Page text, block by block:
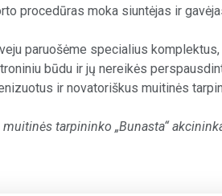
procedūras moka siuntėjas ir
paruošėme specialius
būdu ir jų nereikės
ir novatoriškus muitinės
tarpininko „Bunasta“